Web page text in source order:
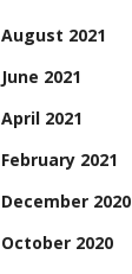
August 2021
June 2021
April 2021
February 2021
December 2020
October 2020